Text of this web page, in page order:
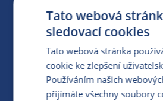
PRO MÉDIA
MÁM DOTAZ KE STÁVAJÍCÍ
412 154 154
Tato webová
sledovací cookies
Tato webová stránka
cookie ke zlepšení
Používáním našich
přijímáte všechny soubory